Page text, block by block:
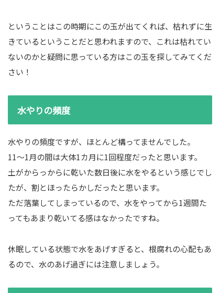
ということはこの時期にこの玉が出てくれば、枯れずに生
きているということだと思われますので、これは枯れてい
ないのかと疑問に思っている方はこの玉を探してみてくだ
さい！
水やりの頻度
水やりの頻度ですが、ほとんど構ってませんでした。
11～1月の間は大体1カ月に1回程度だったと思います。
土がからっからに乾いた数日後に水をやるという感じでし
たが、割とほったらかしだったと思います。
ただ落葉してしまっているので、水をやってから1週間た
ってもあまり乾いてる感はなかったですね。
休眠している状態で水をあげすぎると、根腐れの心配もあ
るので、水のあげ過ぎには注意しましょう。